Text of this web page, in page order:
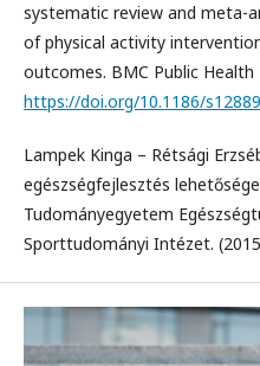
systematic review and meta-
of physical activity
outcomes. BMC Public Health
https://doi.org/10.1186/
Lampek Kinga – Rétsági
egészségfejlesztés
Tudományegyetem
Sporttudományi Intézet.